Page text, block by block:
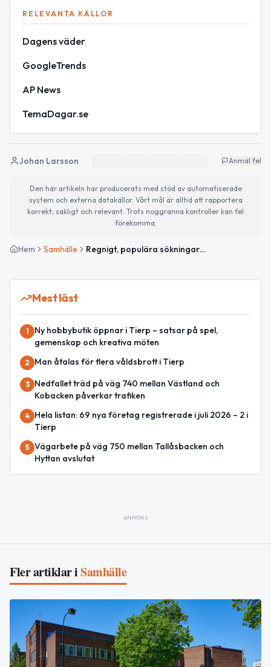
RELEVANTA KÄLLOR
Dagens väder
GoogleTrends
AP News
TemaDagar.se
Johan Larsson Anmäl fel
Den här artikeln har producerats med stöd av automatiserade
system och externa datakällor. Vårt mål är alltid att rapportera
korrekt, sakligt och relevant. Trots noggranna kontroller kan fel
förekomma.
Hem Samhälle Regnigt, populära sökningar och internationell oro – dagens korta
Mest läst
1
Ny hobbybutik öppnar i Tierp – satsar på spel,
gemenskap och kreativa möten
2 Man åtalas för flera våldsbrott i Tierp
3
Nedfallet träd på väg 740 mellan Västland och
Kobacken påverkar trafiken
4
Hela listan: 69 nya företag registrerade i juli 2026 – 2 i
Tierp
5 Vägarbete på väg 750 mellan Tallåsbacken och
Hyttan avslutat
ANNONS
Fler artiklar iSamhälle